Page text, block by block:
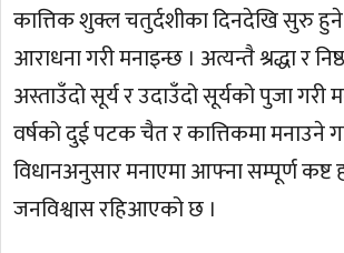
कात्तिक शुक्ल चतुर्दशीका दिनदेखि सुरु
आराधना गरी मनाइन्छ । अत्यन्तै श्रद्धा र
अस्ताउँदो सूर्य र उदाउँदो सूर्यको पुजा गरी
वर्षको दुई पटक चैत र कात्तिकमा मनाउने
विधानअनुसार मनाएमा आफ्ना सम्पूर्ण कष्ट
जनविश्वास रहिआएको छ ।